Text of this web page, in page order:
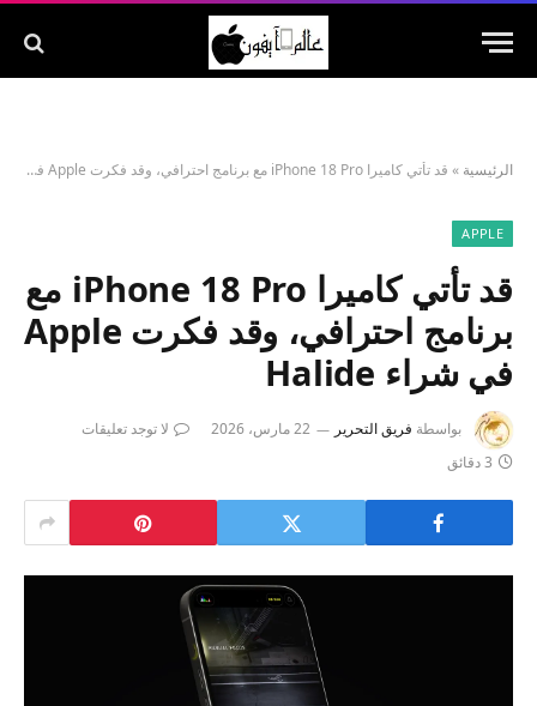
الرئيسية » قد تأتي كاميرا iPhone 18 Pro مع برنامج احترافي، وقد فكرت Apple في شراء Halide
APPLE
قد تأتي كاميرا iPhone 18 Pro مع
برنامج احترافي، وقد فكرت Apple
في شراء Halide
بواسطة فريق التحرير 22 مارس، 2026
لا توجد تعليقات
3 دقائق